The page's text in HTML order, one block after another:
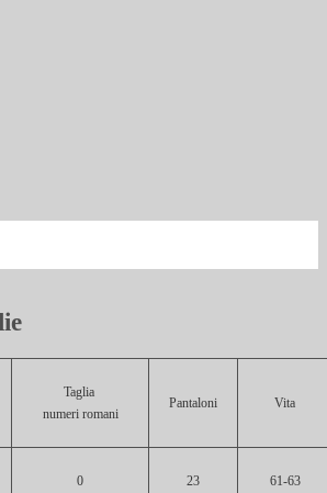
Taglia
numeri romani
Pantaloni Vita
0 23 61-63